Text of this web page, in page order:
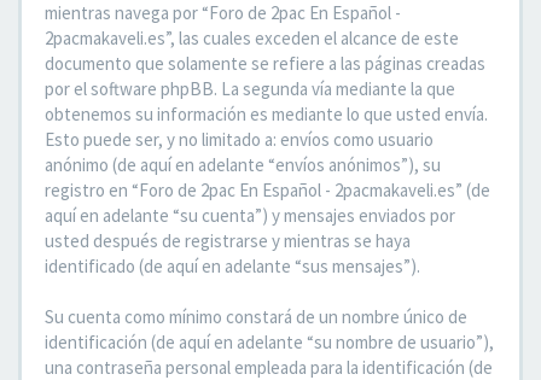
mientras navega por “Foro de 2pac En Español -
2pacmakaveli.es”, las cuales exceden el alcance de este
documento que solamente se refiere a las páginas creadas
por el software phpBB. La segunda vía mediante la que
obtenemos su información es mediante lo que usted envía.
Esto puede ser, y no limitado a: envíos como usuario
anónimo (de aquí en adelante “envíos anónimos”), su
registro en “Foro de 2pac En Español - 2pacmakaveli.es” (de
aquí en adelante “su cuenta”) y mensajes enviados por
usted después de registrarse y mientras se haya
identificado (de aquí en adelante “sus mensajes”).
Su cuenta como mínimo constará de un nombre único de
identificación (de aquí en adelante “su nombre de usuario”),
una contraseña personal empleada para la identificación (de